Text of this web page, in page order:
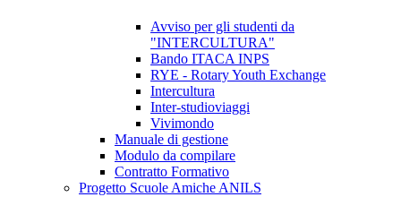
Avviso per gli studenti da
"INTERCULTURA"
Bando ITACA INPS
RYE - Rotary Youth Exchange
Intercultura
Inter-studioviaggi
Vivimondo
Manuale di gestione
Modulo da compilare
Contratto Formativo
Progetto Scuole Amiche ANILS